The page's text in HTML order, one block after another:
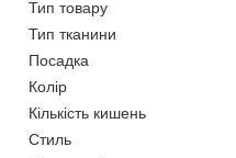
Тип товару
Тип тканини
Посадка
Колір
Кількість кишень
Стиль